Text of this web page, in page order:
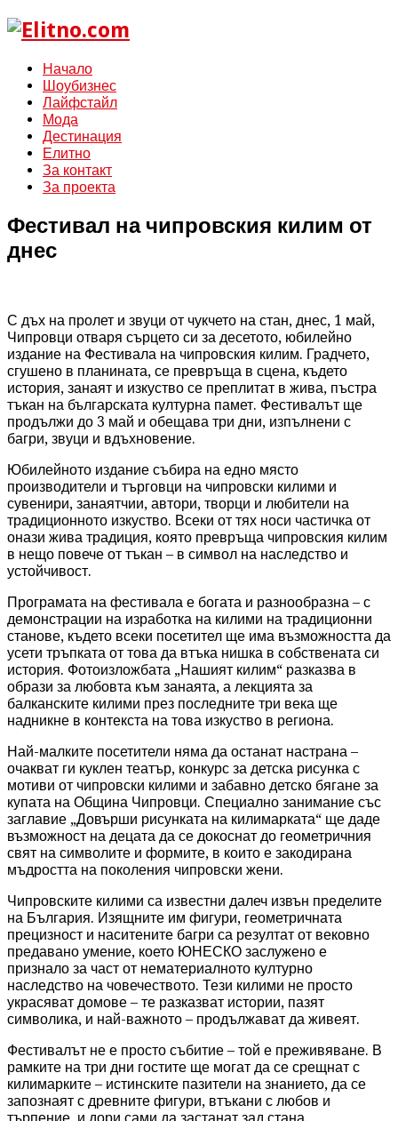
Начало
Шоубизнес
Лайфстайл
Мода
Дестинация
Елитно
За контакт
За проекта
Фестивал на чипровския килим от
днес
С дъх на пролет и звуци от чукчето на стан, днес, 1 май,
Чипровци отваря сърцето си за десетото, юбилейно
издание на Фестивала на чипровския килим. Градчето,
сгушено в планината, се превръща в сцена, където
история, занаят и изкуство се преплитат в жива, пъстра
тъкан на българската културна памет. Фестивалът ще
продължи до 3 май и обещава три дни, изпълнени с
багри, звуци и вдъхновение.
Юбилейното издание събира на едно място
производители и търговци на чипровски килими и
сувенири, занаятчии, автори, творци и любители на
традиционното изкуство. Всеки от тях носи частичка от
онази жива традиция, която превръща чипровския килим
в нещо повече от тъкан – в символ на наследство и
устойчивост.
Програмата на фестивала е богата и разнообразна – с
демонстрации на изработка на килими на традиционни
станове, където всеки посетител ще има възможността да
усети тръпката от това да втъка нишка в собствената си
история. Фотоизложбата „Нашият килим“ разказва в
образи за любовта към занаята, а лекцията за
балканските килими през последните три века ще
надникне в контекста на това изкуство в региона.
Най-малките посетители няма да останат настрана –
очакват ги куклен театър, конкурс за детска рисунка с
мотиви от чипровски килими и забавно детско бягане за
купата на Община Чипровци. Специално занимание със
заглавие „Довърши рисунката на килимарката“ ще даде
възможност на децата да се докоснат до геометричния
свят на символите и формите, в които е закодирана
мъдростта на поколения чипровски жени.
Чипровските килими са известни далеч извън пределите
на България. Изящните им фигури, геометричната
прецизност и наситените багри са резултат от вековно
предавано умение, което ЮНЕСКО заслужено е
признало за част от нематериалното културно
наследство на човечеството. Тези килими не просто
украсяват домове – те разказват истории, пазят
символика, и най-важното – продължават да живеят.
Фестивалът не е просто събитие – той е преживяване. В
рамките на три дни гостите ще могат да се срещнат с
килимарките – истинските пазители на знанието, да се
запознаят с древните фигури, втъкани с любов и
търпение, и дори сами да застанат зад стана.